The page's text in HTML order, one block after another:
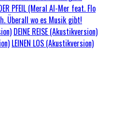
PFEIL (Meral Al-Mer feat. Flo
Überall wo es Musik gibt!
DEINE REISE (Akustikversion)
LEINEN LOS (Akustikversion)